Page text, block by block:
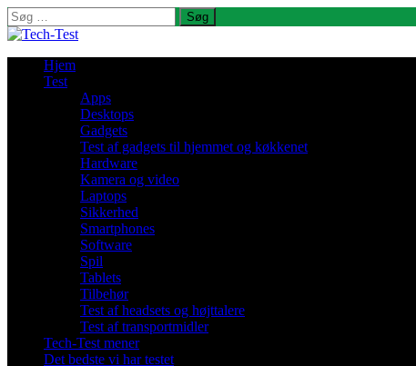
Søg
efter:
Hjem
Test
Apps
Desktops
Gadgets
Test af gadgets til hjemmet og køkkenet
Hardware
Kamera og video
Laptops
Sikkerhed
Smartphones
Software
Spil
Tablets
Tilbehør
Test af headsets og højttalere
Test af transportmidler
Tech-Test mener
Det bedste vi har testet